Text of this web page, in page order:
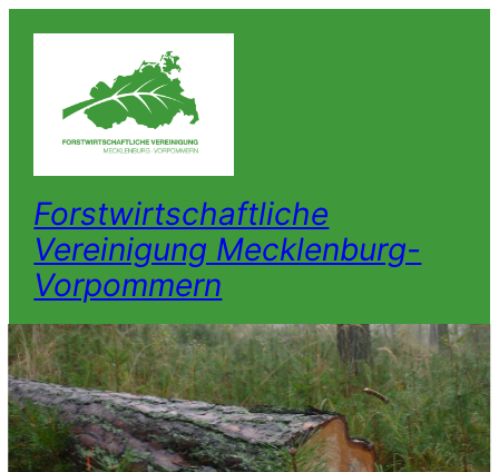
Forstwirtschaftliche
Vereinigung Mecklenburg-
Vorpommern